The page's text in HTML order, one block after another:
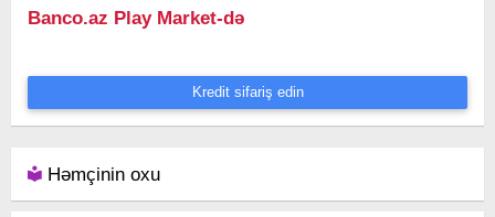
Banco.az Play Market-də
Kredit sifariş edin
Həmçinin oxu